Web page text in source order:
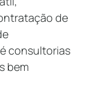
de
consultorias
bem